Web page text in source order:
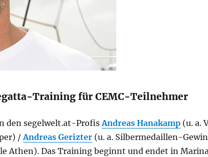
Training für CEMC-Teilnehmer
den segelwelt.at-ProfisAndreas Hanakamp (u. a.
/Andreas Gerizter (u. a. Silbermedaillen-
Athen). Das Training beginnt und endet in